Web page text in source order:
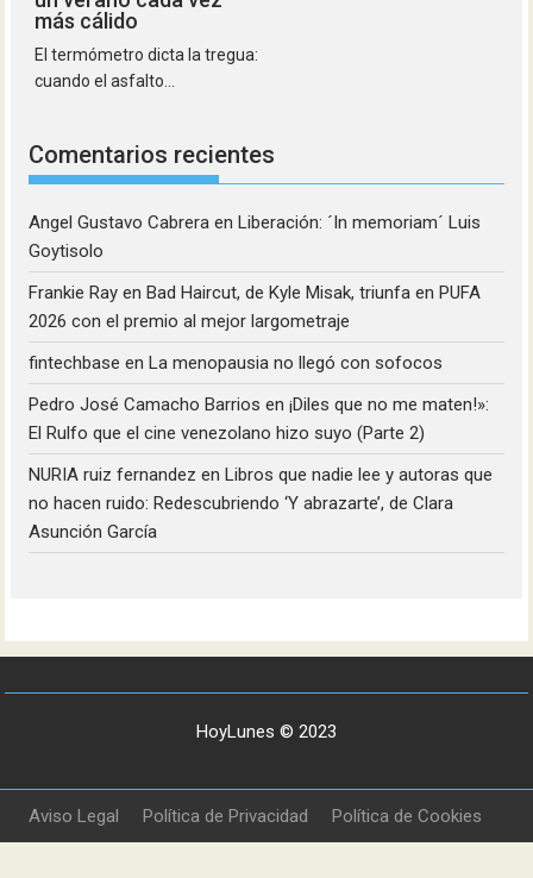
más cálido
El termómetro dicta la tregua:
cuando el asfalto...
Comentarios recientes
Angel Gustavo Cabrera enLiberación: ´In memoriam´ Luis
Goytisolo
Frankie Ray enBad Haircut, de Kyle Misak, triunfa en PUFA
2026 con el premio al mejor largometraje
fintechbase enLa menopausia no llegó con sofocos
Pedro José Camacho Barrios en¡Diles que no me maten!»:
El Rulfo que el cine venezolano hizo suyo (Parte 2)
NURIA ruiz fernandez enLibros que nadie lee y autoras que
no hacen ruido: Redescubriendo ‘Y abrazarte’, de Clara
Asunción García
HoyLunes © 2023
Aviso Legal Política de Privacidad Política de Cookies